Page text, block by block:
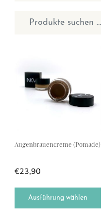
Suchen nach:
Augenbrauencreme (Pomade)
€23,90
Ausführung wählen